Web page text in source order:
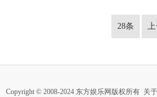
28条
Copyright © 2008-2024 东方娱乐网版权所有 关